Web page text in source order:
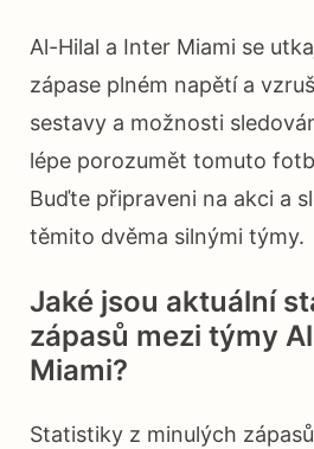
Al-Hilal a Inter Miami se
zápase plném napětí a
sestavy a možnosti
lépe porozumět tomuto
Buďte připraveni na akci a
těmito dvěma silnými týmy.
Jaké jsou aktuální
zápasů mezi týmy
Miami?
Statistiky z minulých